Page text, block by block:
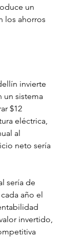
un
los ahorros
invierte
un sistema
$12
eléctrica,
al
neto sería
sería de
año el
invertido,